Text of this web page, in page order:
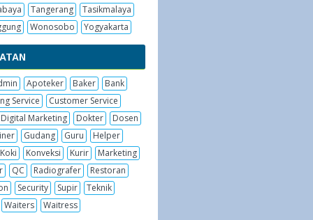
Tangerang
Tasikmalaya
Wonosobo Yogyakarta
Apoteker Baker
Bank
Service
Customer Service
Digital Marketing
Dokter
Dosen
Gudang Guru
Helper
Koki
Konveksi Kurir
Marketing
QC Radiografer
Restoran
Security Supir
Teknik
Waiters
Waitress